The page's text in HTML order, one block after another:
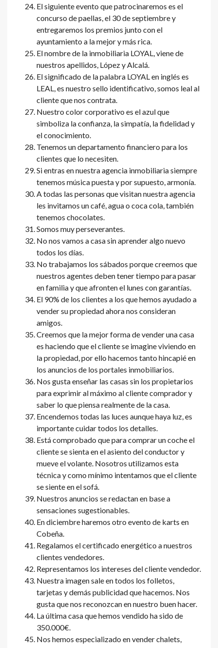
El siguiente evento que patrocinaremos es el
concurso de paellas, el 30 de septiembre y
entregaremos los premios junto con el
ayuntamiento a la mejor y más rica.
El nombre de la inmobiliaria LOYAL, viene de
nuestros apellidos, López y Alcalá.
El significado de la palabra LOYAL en inglés es
LEAL, es nuestro sello identificativo, somos leal al
cliente que nos contrata.
Nuestro color corporativo es el azul que
simboliza la confianza, la simpatía, la fidelidad y
el conocimiento.
Tenemos un departamento financiero para los
clientes que lo necesiten.
Si entras en nuestra agencia inmobiliaria siempre
tenemos música puesta y por supuesto, armonía.
A todas las personas que visitan nuestra agencia
les invitamos un café, agua o coca cola, también
tenemos chocolates.
Somos muy perseverantes.
No nos vamos a casa sin aprender algo nuevo
todos los días.
No trabajamos los sábados porque creemos que
nuestros agentes deben tener tiempo para pasar
en familia y que afronten el lunes con garantías.
El 90% de los clientes a los que hemos ayudado a
vender su propiedad ahora nos consideran
amigos.
Creemos que la mejor forma de vender una casa
es haciendo que el cliente se imagine viviendo en
la propiedad, por ello hacemos tanto hincapié en
los anuncios de los portales inmobiliarios.
Nos gusta enseñar las casas sin los propietarios
para exprimir al máximo al cliente comprador y
saber lo que piensa realmente de la casa.
Encendemos todas las luces aunque haya luz, es
importante cuidar todos los detalles.
Está comprobado que para comprar un coche el
cliente se sienta en el asiento del conductor y
mueve el volante. Nosotros utilizamos esta
técnica y como mínimo intentamos que el cliente
se siente en el sofá.
Nuestros anuncios se redactan en base a
sensaciones sugestionables.
En diciembre haremos otro evento de karts en
Cobeña.
Regalamos el certificado energético a nuestros
clientes vendedores.
Representamos los intereses del cliente vendedor.
Nuestra imagen sale en todos los folletos,
tarjetas y demás publicidad que hacemos. Nos
gusta que nos reconozcan en nuestro buen hacer.
La última casa que hemos vendido ha sido de
350.000€.
Nos hemos especializado en vender chalets,